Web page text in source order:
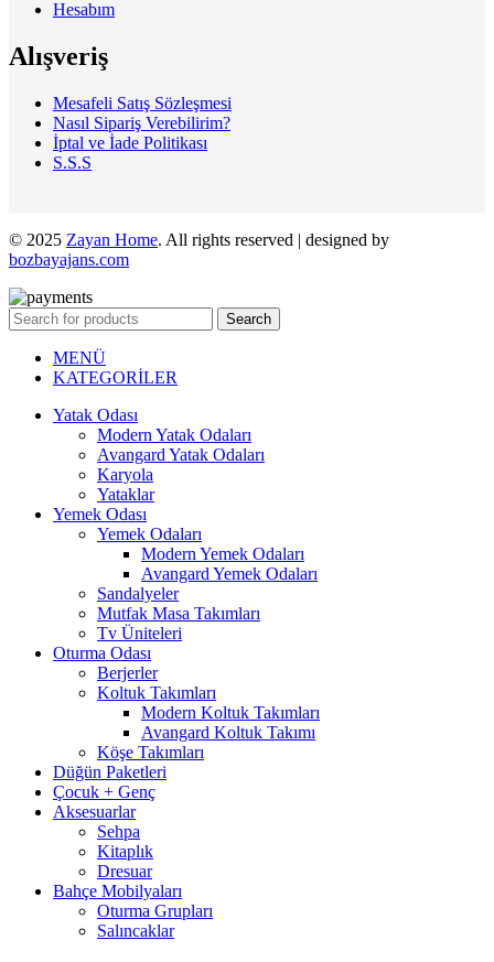
Hesabım
Alışveriş
Mesafeli Satış Sözleşmesi
Nasıl Sipariş Verebilirim?
İptal ve İade Politikası
S.S.S
© 2025 Zayan Home. All rights reserved | designed by
bozbayajans.com
Search
MENÜ
KATEGORİLER
Yatak Odası
Modern Yatak Odaları
Avangard Yatak Odaları
Karyola
Yataklar
Yemek Odası
Yemek Odaları
Modern Yemek Odaları
Avangard Yemek Odaları
Sandalyeler
Mutfak Masa Takımları
Tv Üniteleri
Oturma Odası
Berjerler
Koltuk Takımları
Modern Koltuk Takımları
Avangard Koltuk Takımı
Köşe Takımları
Düğün Paketleri
Çocuk + Genç
Aksesuarlar
Sehpa
Kitaplık
Dresuar
Bahçe Mobilyaları
Oturma Grupları
Salıncaklar